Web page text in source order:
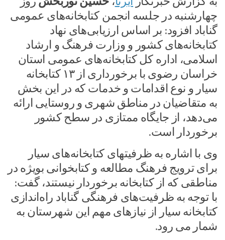
چهارشنبه در جلسه انجمن کتابخانه‌های عمومی
گناباد افزود: بر اساس ارزیابی‌های نهاد
کتابخانه‌های کشور و وزارت فرهنگ و ارشاد
اسلامی، اداره کل کتابخانه‌های عمومی استان
خراسان رضوی با برخورداری از ۱۳ کتابخانه
سیار و نوع اقدامات و خدمات که در این بخش
به متقاضیان در مناطق شهری و روستایی ارائه
می‌دهد، از جایگاه ممتازی در سطح کشور
برخوردار است.
وی با اشاره به ظرفیتهای کتابخانه‌های سیار
برای ترویج فرهنگ مطالعه و کتابخوانی بویژه در
مناطقی که از کتابخانه برخوردار نیستند، گفت:
با توجه به ظرفیت‌های فرهنگی گناباد راه‌اندازی
کتابخانه سیار از نیازهای مهم این شهرستان به
شمار می رود.